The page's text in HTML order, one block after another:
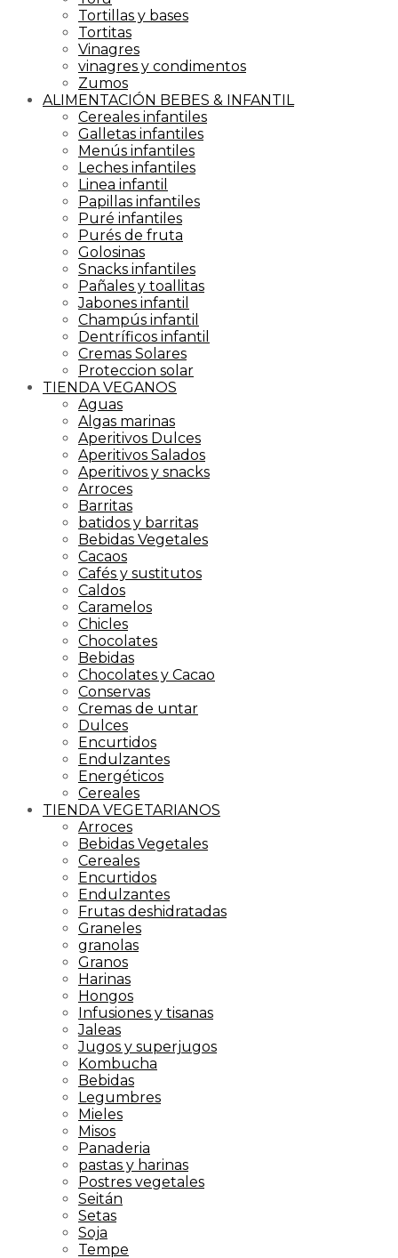
Tortillas y bases
Tortitas
Vinagres
vinagres y condimentos
Zumos
ALIMENTACIÓN BEBES & INFANTIL
Cereales infantiles
Galletas infantiles
Menús infantiles
Leches infantiles
Linea infantil
Papillas infantiles
Puré infantiles
Purés de fruta
Golosinas
Snacks infantiles
Pañales y toallitas
Jabones infantil
Champús infantil
Dentríficos infantil
Cremas Solares
Proteccion solar
TIENDA VEGANOS
Aguas
Algas marinas
Aperitivos Dulces
Aperitivos Salados
Aperitivos y snacks
Arroces
Barritas
batidos y barritas
Bebidas Vegetales
Cacaos
Cafés y sustitutos
Caldos
Caramelos
Chicles
Chocolates
Bebidas
Chocolates y Cacao
Conservas
Cremas de untar
Dulces
Encurtidos
Endulzantes
Energéticos
Cereales
TIENDA VEGETARIANOS
Arroces
Bebidas Vegetales
Cereales
Encurtidos
Endulzantes
Frutas deshidratadas
Graneles
granolas
Granos
Harinas
Hongos
Infusiones y tisanas
Jaleas
Jugos y superjugos
Kombucha
Bebidas
Legumbres
Mieles
Misos
Panaderia
pastas y harinas
Postres vegetales
Seitán
Setas
Soja
Tempe